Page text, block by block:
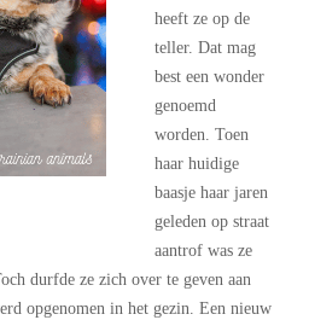
heeft ze op de
teller. Dat mag
best een wonder
genoemd
worden. Toen
haar huidige
baasje haar jaren
geleden op straat
aantrof was ze
durfde ze zich over te geven aan
opgenomen in het gezin. Een nieuw